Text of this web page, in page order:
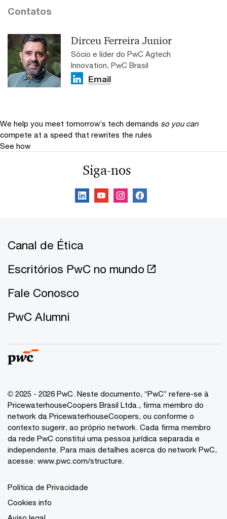
Contatos
Dirceu Ferreira Junior
Sócio e líder do PwC Agtech
Innovation, PwC Brasil
Email
We help you meet tomorrow’s tech demands so you can
compete at a speed that rewrites the rules
See how
Siga-nos
Canal de Ética
Escritórios PwC no mundo
Fale Conosco
PwC Alumni
© 2025 - 2026 PwC. Neste documento, “PwC” refere-se à
PricewaterhouseCoopers Brasil Ltda., firma membro do
network da PricewaterhouseCoopers, ou conforme o
contexto sugerir, ao próprio network. Cada firma membro
da rede PwC constitui uma pessoa jurídica separada e
independente. Para mais detalhes acerca do network PwC,
acesse: www.pwc.com/structure.
Política de Privacidade
Cookies info